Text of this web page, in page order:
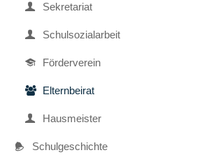
Sekretariat
Schulsozialarbeit
Förderverein
Elternbeirat
Hausmeister
Schulgeschichte